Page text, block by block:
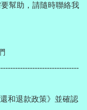
幫助，請隨時聯絡我
和退款政策》並確認